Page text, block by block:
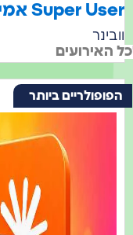
Super User אמיתי עובד!
וובינר
האירועים
הפופולריים ביותר